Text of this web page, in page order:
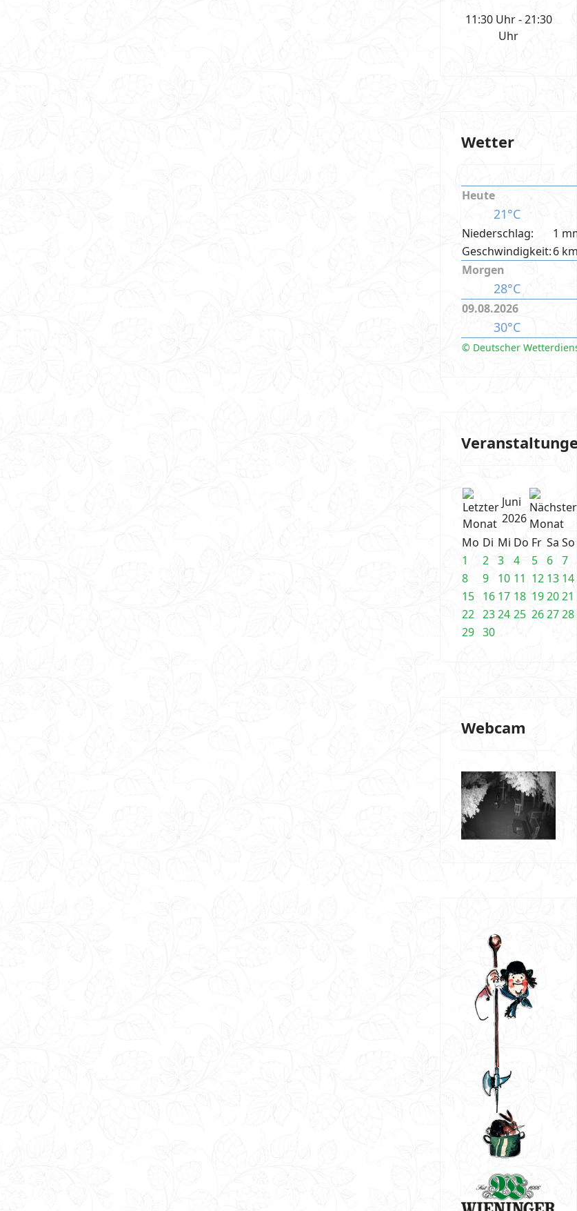
11:30 Uhr - 21:30
Uhr
Wetter
Heute
21°C
Niederschlag:
1
Geschwindigkeit:6
Morgen
28°C
09.08.2026
30°C
© Deutscher
Juni
2026
Mo Di Mi Do Fr Sa So
1
2 3 4 5 6 7
8
9 10 11 12 13 14
15 16 17 18 192021
22 2324 25 262728
29 30
Webcam